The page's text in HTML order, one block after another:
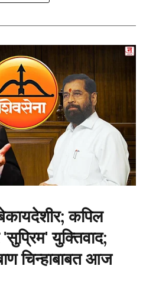
कपिल
युक्तिवाद;
चिन्हाबाबत आज